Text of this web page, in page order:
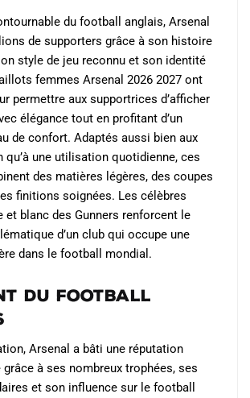
du football anglais, Arsenal
de supporters grâce à son histoire
style de jeu reconnu et son identité
femmes Arsenal 2026 2027 ont
permettre aux supportrices d’afficher
élégance tout en profitant d’un
de confort. Adaptés aussi bien aux
qu’à une utilisation quotidienne, ces
des matières légères, des coupes
finitions soignées. Les célèbres
et blanc des Gunners renforcent le
d’un club qui occupe une
dans le football mondial.
du football
Arsenal a bâti une réputation
à ses nombreux trophées, ses
et son influence sur le football